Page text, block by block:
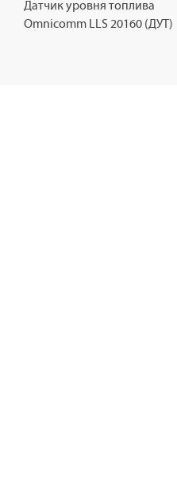
Датчик уровня топлива
Omnicomm LLS 20160 (ДУТ)